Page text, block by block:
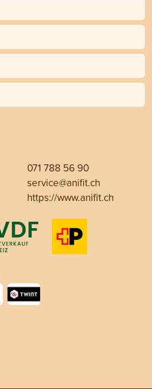
071 788 56 90
service@anifit.ch
https://www.anifit.ch